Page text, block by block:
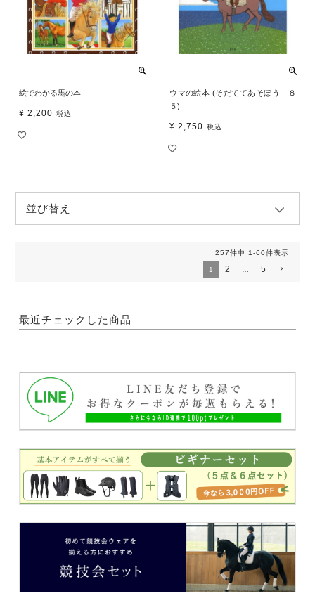
絵でわかる馬の本
¥ 2,200 税込
ウマの絵本 (そだててあそぼう ８
５)
¥ 2,750 税込
並び替え
257件中 1-60件表示
1 2 … 5
最近チェックした商品